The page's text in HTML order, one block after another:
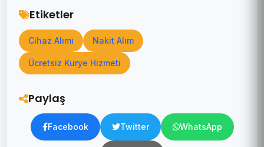
Etiketler
Cihaz Alımı Nakit Alım
Ücretsiz Kurye Hizmeti
Paylaş
Facebook Twitter WhatsApp